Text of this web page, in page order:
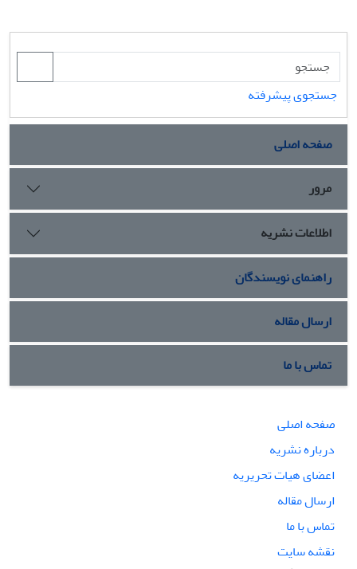
جستجوی پیشرفته
صفحه اصلی
مرور
اطلاعات نشریه
راهنمای نویسندگان
ارسال مقاله
تماس با ما
صفحه اصلی
درباره نشریه
اعضای هیات تحریریه
ارسال مقاله
تماس با ما
نقشه سایت